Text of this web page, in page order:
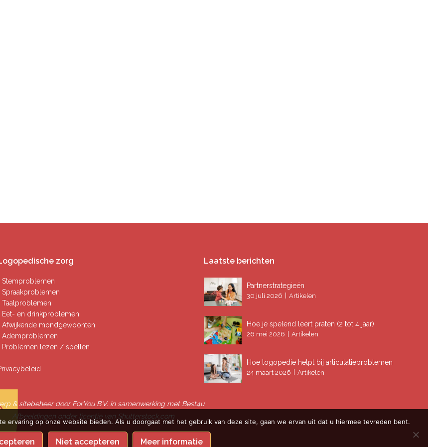
zorg
Stemproblemen
Spraakproblemen
Taalproblemen
Eet- en drinkproblemen
Afwijkende mondgewoonten
Ademproblemen
Problemen lezen / spellen
Laatste berichten
Partnerstrategieën
30 juli 2026 Artikelen
Hoe je spelend leert praten (2 tot 4 jaar)
26 mei 2026 Artikelen
Hoe logopedie helpt bij articulatieproblemen
24 maart 2026 Artikelen
& sitebeheer doorForYou B.V. in samenwerking met Best4u
Afbeeldingen onder licentie van Shutterstock.com
ervaring op onze website bieden. Als u doorgaat met het gebruik van deze site, gaan we ervan uit dat u hiermee tevreden bent.
Niet accepteren Meer informatie